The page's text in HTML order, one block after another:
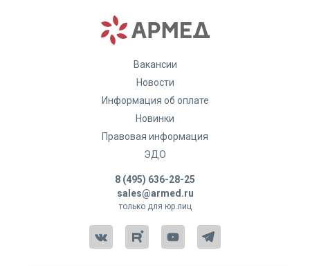
Вакансии
Новости
Информация об оплате
Новинки
Правовая информация
ЭДО
8 (495) 636-28-25
sales@armed.ru
только для юр.лиц